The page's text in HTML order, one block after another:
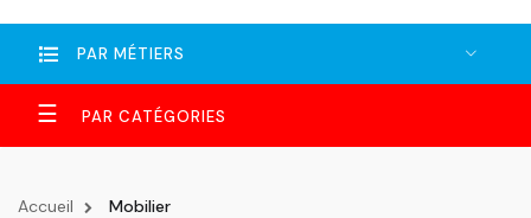
PAR MÉTIERS
Basculer
la
navigation
☰
Accueil Mobilier